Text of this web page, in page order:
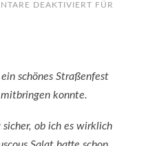
DEAKTIVIERT FÜR
schönes Straßenfest
konnte.
ob ich es wirklich